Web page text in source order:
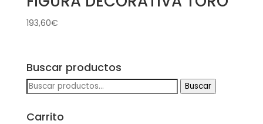
193,60€
Buscar productos
Buscar
Buscar
Carrito